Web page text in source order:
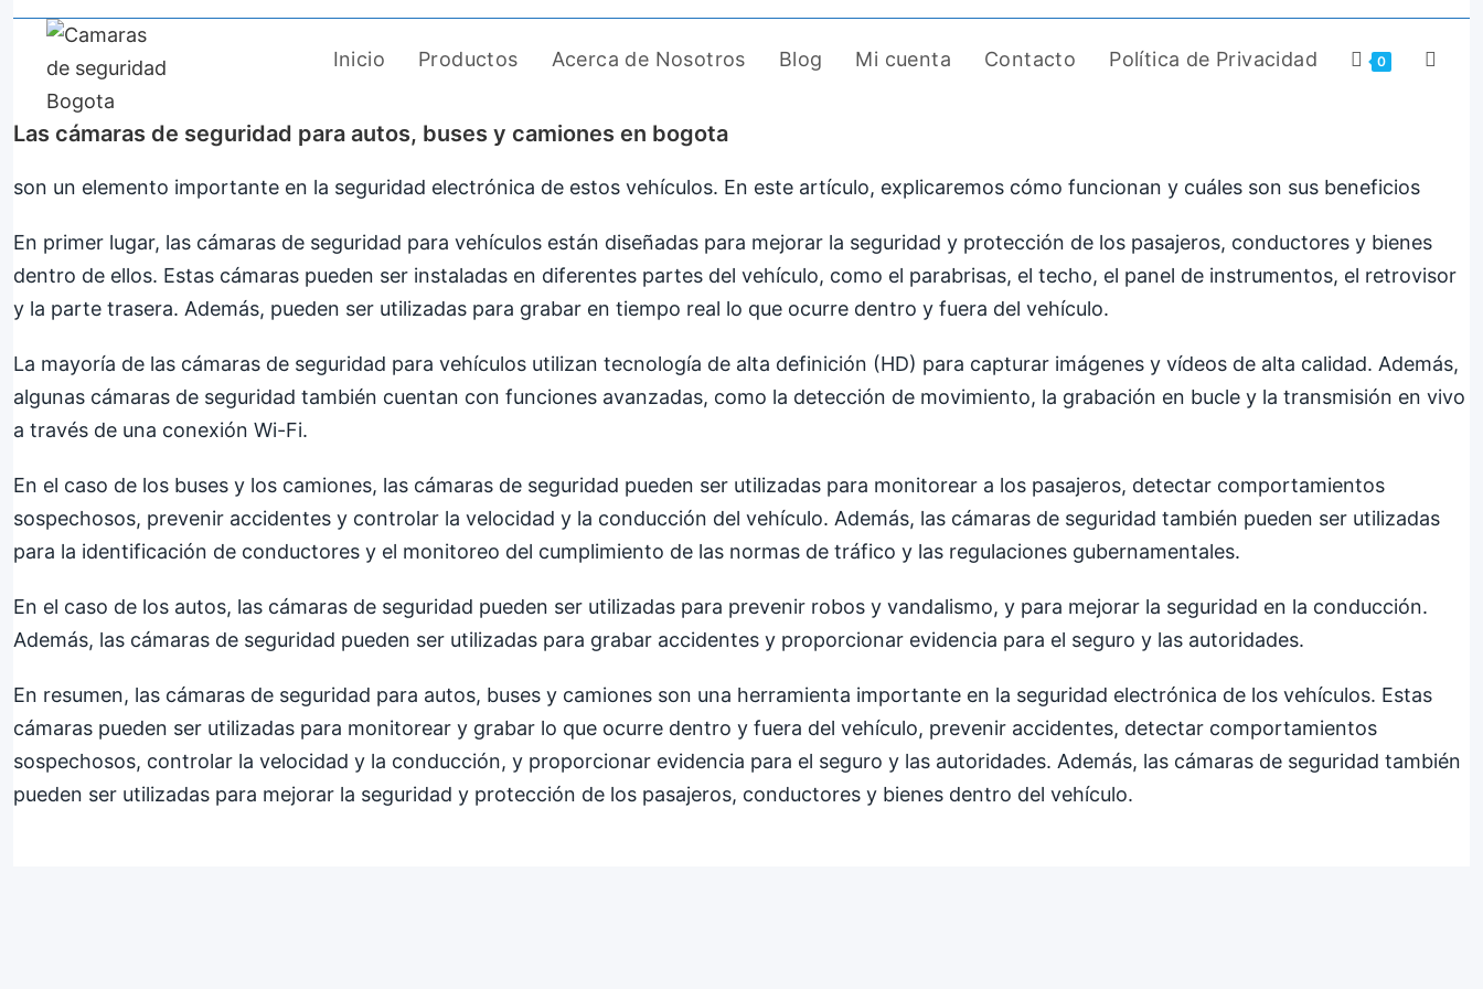
contenido
Inicio Productos Acerca de Nosotros Blog Mi cuenta Contacto Política de Privacidad 0
Las cámaras de seguridad para autos, buses y camiones en bogota
son un elemento importante en la seguridad electrónica de estos vehículos. En este artículo, explicaremos cómo funcionan y cuáles son sus beneficios
En primer lugar, las cámaras de seguridad para vehículos están diseñadas para mejorar la seguridad y protección de los pasajeros, conductores y bienes
dentro de ellos. Estas cámaras pueden ser instaladas en diferentes partes del vehículo, como el parabrisas, el techo, el panel de instrumentos, el retrovisor
y la parte trasera. Además, pueden ser utilizadas para grabar en tiempo real lo que ocurre dentro y fuera del vehículo.
La mayoría de las cámaras de seguridad para vehículos utilizan tecnología de alta definición (HD) para capturar imágenes y vídeos de alta calidad. Además,
algunas cámaras de seguridad también cuentan con funciones avanzadas, como la detección de movimiento, la grabación en bucle y la transmisión en vivo
a través de una conexión Wi-Fi.
En el caso de los buses y los camiones, las cámaras de seguridad pueden ser utilizadas para monitorear a los pasajeros, detectar comportamientos
sospechosos, prevenir accidentes y controlar la velocidad y la conducción del vehículo. Además, las cámaras de seguridad también pueden ser utilizadas
para la identificación de conductores y el monitoreo del cumplimiento de las normas de tráfico y las regulaciones gubernamentales.
En el caso de los autos, las cámaras de seguridad pueden ser utilizadas para prevenir robos y vandalismo, y para mejorar la seguridad en la conducción.
Además, las cámaras de seguridad pueden ser utilizadas para grabar accidentes y proporcionar evidencia para el seguro y las autoridades.
En resumen, las cámaras de seguridad para autos, buses y camiones son una herramienta importante en la seguridad electrónica de los vehículos. Estas
cámaras pueden ser utilizadas para monitorear y grabar lo que ocurre dentro y fuera del vehículo, prevenir accidentes, detectar comportamientos
sospechosos, controlar la velocidad y la conducción, y proporcionar evidencia para el seguro y las autoridades. Además, las cámaras de seguridad también
pueden ser utilizadas para mejorar la seguridad y protección de los pasajeros, conductores y bienes dentro del vehículo.